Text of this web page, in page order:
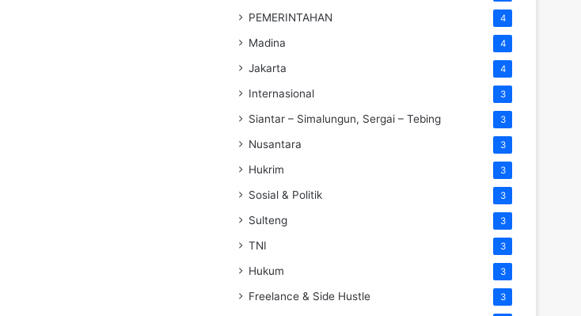
PEMERINTAHAN 4
Madina 4
Jakarta 4
Internasional 3
Siantar – Simalungun, Sergai – Tebing 3
Nusantara 3
Hukrim 3
Sosial & Politik 3
Sulteng 3
TNI 3
Hukum 3
Freelance & Side Hustle 3